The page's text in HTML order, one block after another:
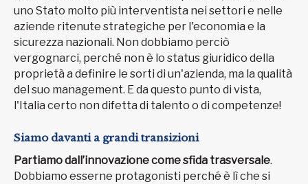
uno Stato molto più interventista nei settori e nelle
aziende ritenute strategiche per l'economia e la
sicurezza nazionali. Non dobbiamo perciò
vergognarci, perché non è lo status giuridico della
proprietà a definire le sorti di un'azienda, ma la qualità
del suo management. E da questo punto di vista,
l'Italia certo non difetta di talento o di competenze!
Siamo davanti a grandi transizioni
Partiamo dall’innovazione come sfida trasversale.
Dobbiamo esserne protagonisti perché è lì che si